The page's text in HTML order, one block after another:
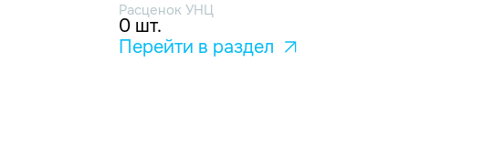
Расценок УНЦ
0 шт.
Перейти в раздел